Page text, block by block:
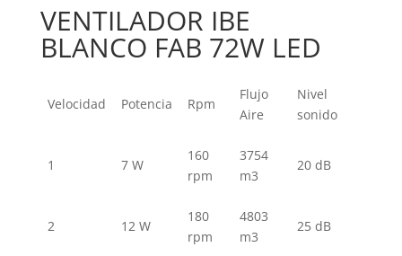
VENTILADOR IBE
BLANCO FAB 72W LED
Velocidad Potencia Rpm
Flujo
Aire
Nivel
sonido
1 7 W
160
rpm
3754
m3
20 dB
2 12 W
180
rpm
4803
m3
25 dB